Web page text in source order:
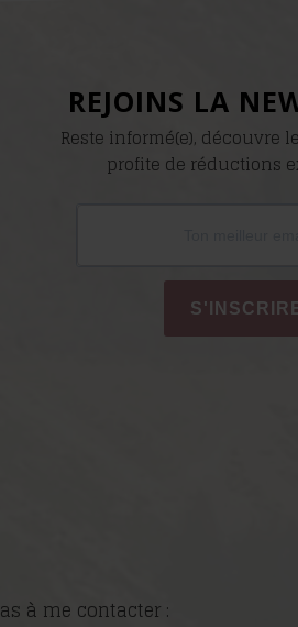
REJOINS LA
Reste informé(e), découvre
profite de réductions
à me contacter :